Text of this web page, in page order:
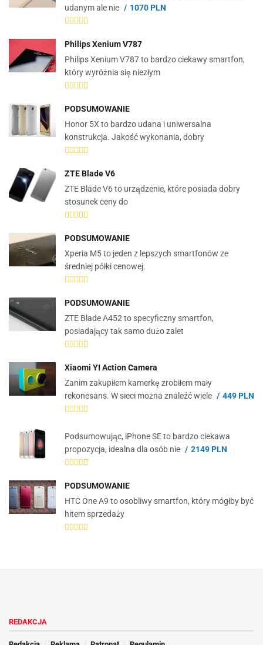
udanym ale nie
1070 PLN
Philips Xenium V787
Philips Xenium V787 to bardzo ciekawy smartfon,
który wyróżnia się niezłym
PODSUMOWANIE
Honor 5X to bardzo udana i uniwersalna
konstrukcja. Jakość wykonania, dobry
ZTE Blade V6
ZTE Blade V6 to urządzenie, które posiada dobry
stosunek ceny do
PODSUMOWANIE
Xperia M5 to jeden z lepszych smartfonów ze
średniej półki cenowej.
PODSUMOWANIE
ZTE Blade A452 to specyficzny smartfon,
posiadający tak samo dużo zalet
Xiaomi YI Action Camera
Zanim zakupiłem kamerkę zrobiłem mały
rekonesans. W sieci można znaleźć wiele
449 PLN
Podsumowując, iPhone SE to bardzo ciekawa
propozycja, idealna dla osób nie
2149 PLN
PODSUMOWANIE
HTC One A9 to osobliwy smartfon, który mógłby być
hitem sprzedaży
REDAKCJA